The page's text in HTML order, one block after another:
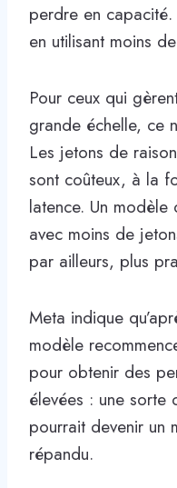
perdre en capacité.
en utilisant moins
Pour ceux qui
grande échelle, ce
Les jetons de
sont coûteux, à la
latence. Un
avec moins de
par ailleurs, plus
Meta indique
modèle
pour obtenir des
élevées : une sorte
pourrait devenir un
répandu.